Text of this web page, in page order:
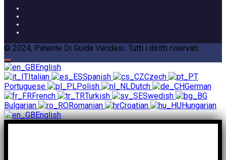
© 2024, Patente Di Guida Vendesi. Tutti i diritti riservati.
English
Italian
Spanish
Czech
Portuguese
Polish Dutch
German
French
Turkish
Swedish
Bulgarian
Romanian Croatian
Hungarian
English